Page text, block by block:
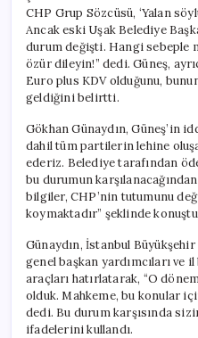
CHP Grup Sözcüsü, ‘Yalan
Ancak eski Uşak Belediye
durum değişti. Hangi sebeple
özür dileyin!” dedi. Güneş,
Euro plus KDV olduğunu,
geldiğini belirtti.
Gökhan Günaydın, Güneş’in
dahil tüm partilerin lehine
ederiz. Belediye tarafından
bu durumun
bilgiler, CHP’nin tutumunu
koymaktadır” şeklinde
Günaydın, İstanbul
genel başkan yardımcıları ve
araçları hatırlatarak, “O
olduk. Mahkeme, bu konular
dedi. Bu durum karşısında
ifadelerini kullandı.